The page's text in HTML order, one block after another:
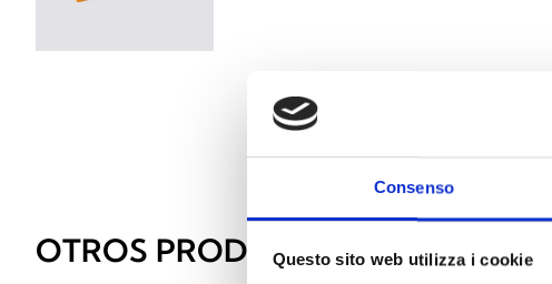
Consenso
Questo sito web utilizza i cookie
OTROS PRODUCTOS SIMILARES